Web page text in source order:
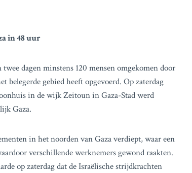
in 48 uur
dagen minstens 120 mensen omgekomen door
belegerde gebied heeft opgevoerd. Op zaterdag
in de wijk Zeitoun in Gaza-Stad werd
Gaza.
in het noorden van Gaza verdiept, waar een
verschillende werknemers gewond raakten.
op zaterdag dat de Israëlische strijdkrachten